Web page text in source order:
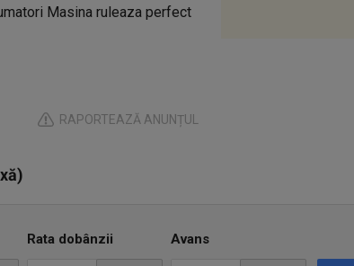
Masina ruleaza perfect
RAPORTEAZĂ ANUNȚUL
Rata dobânzii Avans